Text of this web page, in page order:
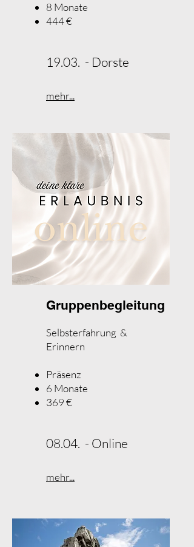
8 Monate
444 €​
19.03. - Dorste
mehr...
Gruppenbegleitung
Selbsterfahrung &
Erinnern
Präsenz
6 Monate
369 €​
08.04. - Online
mehr...